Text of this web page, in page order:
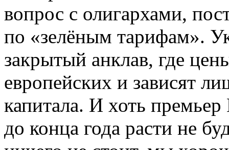
вопрос с олигархами,
по «зелёным тарифам».
закрытый анклав, где
европейских и зависят
капитала. И хоть
до конца года расти не